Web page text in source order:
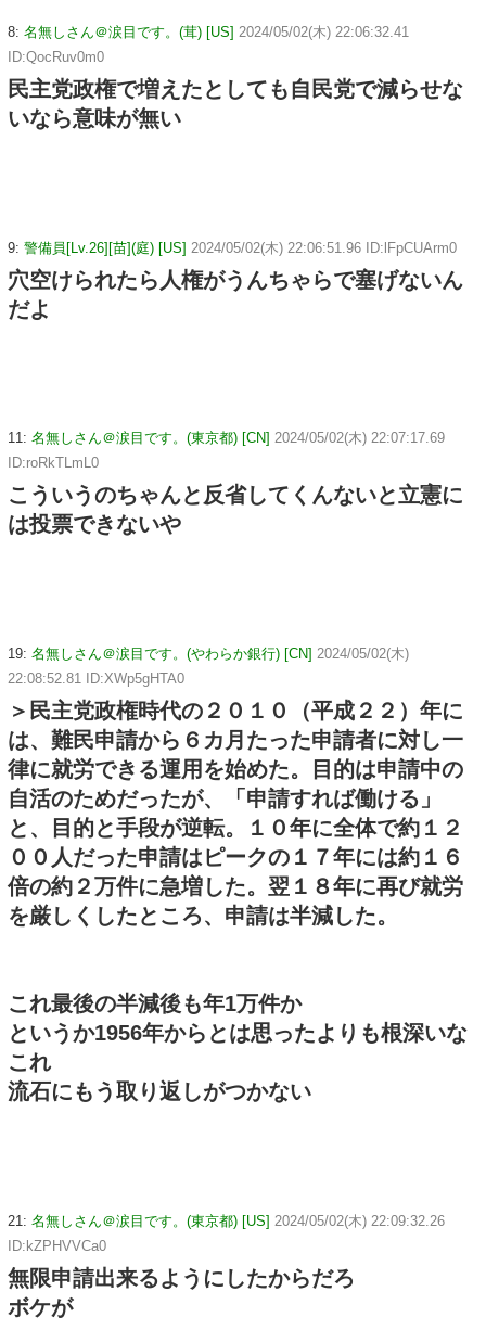
8: 名無しさん＠涙目です。(茸) [US] 2024/05/02(木) 22:06:32.41
ID:QocRuv0m0
民主党政権で増えたとしても自民党で減らせな
いなら意味が無い
9: 警備員[Lv.26][苗](庭) [US] 2024/05/02(木) 22:06:51.96 ID:lFpCUArm0
穴空けられたら人権がうんちゃらで塞げないん
だよ
11: 名無しさん＠涙目です。(東京都) [CN] 2024/05/02(木) 22:07:17.69
ID:roRkTLmL0
こういうのちゃんと反省してくんないと立憲に
は投票できないや
19: 名無しさん＠涙目です。(やわらか銀行) [CN] 2024/05/02(木)
22:08:52.81 ID:XWp5gHTA0
＞民主党政権時代の２０１０（平成２２）年に
は、難民申請から６カ月たった申請者に対し一
律に就労できる運用を始めた。目的は申請中の
自活のためだったが、「申請すれば働ける」
と、目的と手段が逆転。１０年に全体で約１２
００人だった申請はピークの１７年には約１６
倍の約２万件に急増した。翌１８年に再び就労
を厳しくしたところ、申請は半減した。
これ最後の半減後も年1万件か
というか1956年からとは思ったよりも根深いな
これ
流石にもう取り返しがつかない
21: 名無しさん＠涙目です。(東京都) [US] 2024/05/02(木) 22:09:32.26
ID:kZPHVVCa0
無限申請出来るようにしたからだろ
ボケが